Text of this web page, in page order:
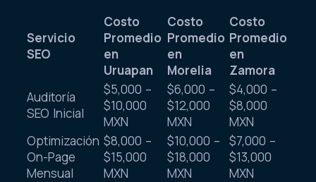
Servicio
SEO
Costo
Promedio
en
Uruapan
Costo
Promedio
en
Morelia
Costo
Promedio
en
Zamora
Auditoría
SEO Inicial
$5,000 –
$10,000
MXN
$6,000 –
$12,000
MXN
$4,000 –
$8,000
MXN
Optimización
On-Page
Mensual
$8,000 –
$15,000
MXN
$10,000 –
$18,000
MXN
$7,000 –
$13,000
MXN